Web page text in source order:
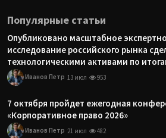
Популярные статьи
Опубликовано масштабное
исследование российского рынка
технологическими активами по
Иванов Петр 13 июл 953
7 октября пройдет ежегодная
«Корпоративное право 2026»
Иванов Петр 21 июл 482